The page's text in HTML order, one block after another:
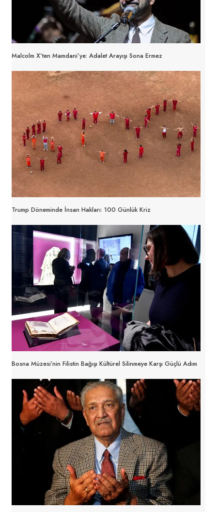
Malcolm X’ten Mamdani’ye: Adalet Arayışı Sona Ermez
Trump Döneminde İnsan Hakları: 100 Günlük Kriz
Bosna Müzesi’nin Filistin Bağışı Kültürel Silinmeye Karşı Güçlü Adım